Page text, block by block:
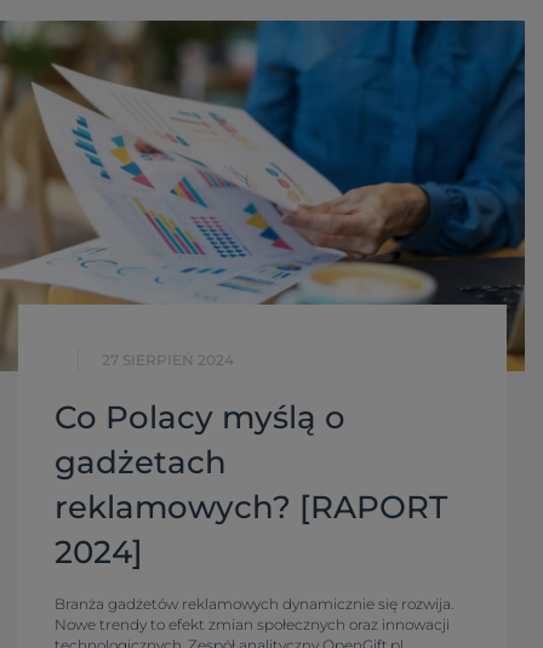
27 SIERPIEŃ 2024
Co Polacy myślą o
gadżetach
reklamowych? [RAPORT
2024]
Branża gadżetów reklamowych dynamicznie się rozwija.
Nowe trendy to efekt zmian społecznych oraz innowacji